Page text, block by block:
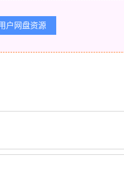
户网盘资源